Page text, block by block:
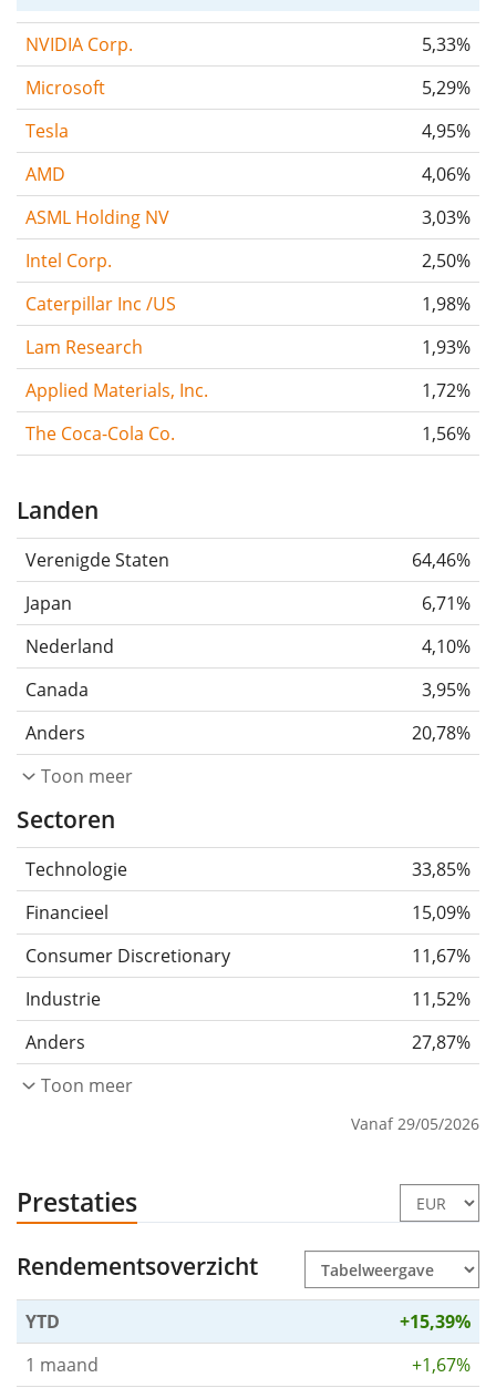
NVIDIA Corp.
5,33%
Microsoft
5,29%
Tesla
4,95%
AMD
4,06%
ASML Holding NV
3,03%
Intel Corp.
2,50%
Caterpillar Inc /US
1,98%
Lam Research
1,93%
Applied Materials, Inc.
1,72%
The Coca-Cola Co.
1,56%
Landen
Verenigde Staten
64,46%
Japan
6,71%
Nederland
4,10%
Canada
3,95%
Anders
20,78%
Toon meer
Sectoren
Technologie
33,85%
Financieel
15,09%
Consumer Discretionary
11,67%
Industrie
11,52%
Anders
27,87%
Toon meer
Vanaf 29/05/2026
Prestaties
Rendementsoverzicht
YTD
+15,39%
1 maand
+1,67%